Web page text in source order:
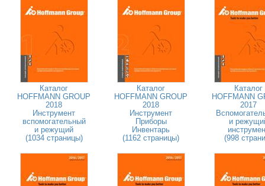
Каталог
HOFFMANN GROUP
2018
Инструмент
вспомогательный
и режущий
(1034 страницы)
Каталог
HOFFMANN GROUP
2018
Инструмент
Приборы
Инвентарь
(1162 страницы)
Каталог
HOFFMANN
2017
и
(998